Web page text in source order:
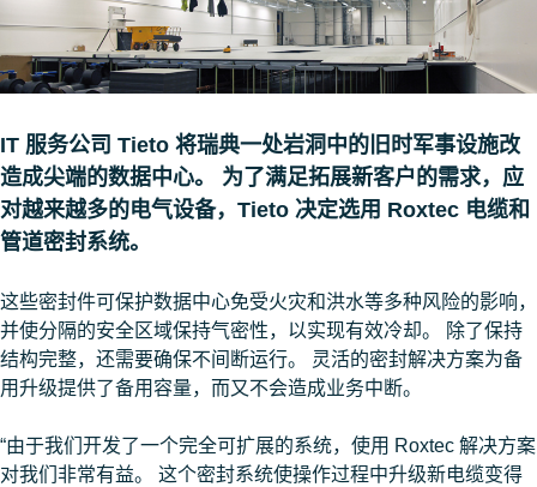
IT 服务公司 Tieto 将瑞典一处岩洞中的旧时军事设施改
造成尖端的数据中心。 为了满足拓展新客户的需求，应
对越来越多的电气设备，Tieto 决定选用 Roxtec 电缆和
管道密封系统。
这些密封件可保护数据中心免受火灾和洪水等多种风险的影响，
并使分隔的安全区域保持气密性，以实现有效冷却。 除了保持
结构完整，还需要确保不间断运行。 灵活的密封解决方案为备
用升级提供了备用容量，而又不会造成业务中断。
“由于我们开发了一个完全可扩展的系统，使用 Roxtec 解决方案
对我们非常有益。 这个密封系统使操作过程中升级新电缆变得